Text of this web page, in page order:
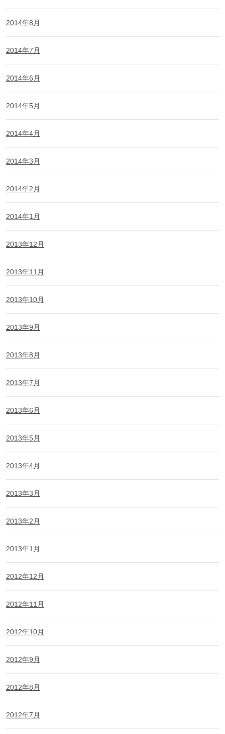
2014年8月
2014年7月
2014年6月
2014年5月
2014年4月
2014年3月
2014年2月
2014年1月
2013年12月
2013年11月
2013年10月
2013年9月
2013年8月
2013年7月
2013年6月
2013年5月
2013年4月
2013年3月
2013年2月
2013年1月
2012年12月
2012年11月
2012年10月
2012年9月
2012年8月
2012年7月